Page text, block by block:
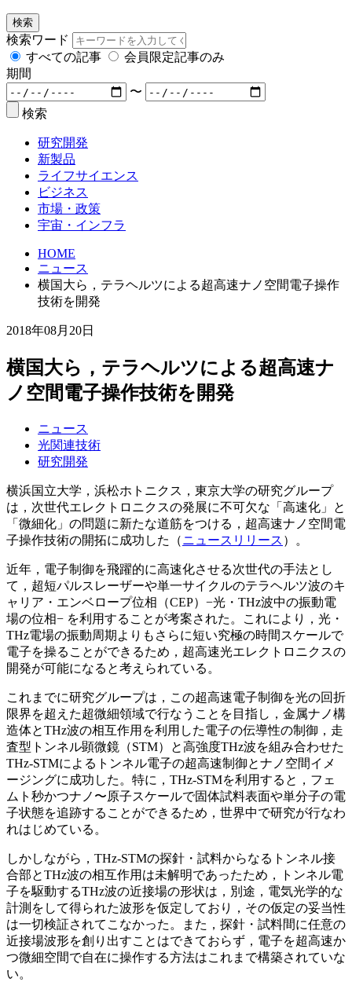
検索
検索ワード
すべての記事
会員限定記事のみ
期間
〜
検索
研究開発
新製品
ライフサイエンス
ビジネス
市場・政策
宇宙・インフラ
HOME
ニュース
横国大ら，テラヘルツによる超高速ナノ空間電子操作
技術を開発
2018年08月20日
横国大ら，テラヘルツによる超高速ナ
ノ空間電子操作技術を開発
ニュース
光関連技術
研究開発
横浜国立大学，浜松ホトニクス，東京大学の研究グループ
は，次世代エレクトロニクスの発展に不可欠な「高速化」と
「微細化」の問題に新たな道筋をつける，超高速ナノ空間電
子操作技術の開拓に成功した（ニュースリリース ）。
近年，電子制御を飛躍的に高速化させる次世代の手法とし
て，超短パルスレーザーや単一サイクルのテラヘルツ波のキ
ャリア・エンベロープ位相（CEP）−光・THz波中の振動電
場の位相− を利用することが考案された。これにより，光・
THz電場の振動周期よりもさらに短い究極の時間スケールで
電子を操ることができるため，超高速光エレクトロニクスの
開発が可能になると考えられている。
これまでに研究グループは，この超高速電子制御を光の回折
限界を超えた超微細領域で行なうことを目指し，金属ナノ構
造体とTHz波の相互作用を利用した電子の伝導性の制御，走
査型トンネル顕微鏡（STM）と高強度THz波を組み合わせた
THz-STMによるトンネル電子の超高速制御とナノ空間イメ
ージングに成功した。特に，THz-STMを利用すると，フェ
ムト秒かつナノ〜原子スケールで固体試料表面や単分子の電
子状態を追跡することができるため，世界中で研究が行なわ
れはじめている。
しかしながら，THz-STMの探針・試料からなるトンネル接
合部とTHz波の相互作用は未解明であったため，トンネル電
子を駆動するTHz波の近接場の形状は，別途，電気光学的な
計測をして得られた波形を仮定しており，その仮定の妥当性
は一切検証されてこなかった。また，探針・試料間に任意の
近接場波形を創り出すことはできておらず，電子を超高速か
つ微細空間で自在に操作する方法はこれまで構築されていな
い。